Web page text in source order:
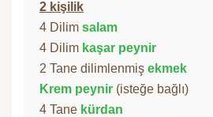
2 kişilik
4 Dilim salam
4 Dilim kaşar peynir
2 Tane dilimlenmiş ekmek
Krem peynir (isteğe bağlı)
4 Tane kürdan